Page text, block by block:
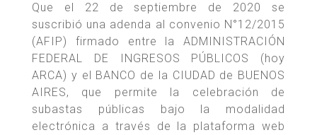
Que el 22 de septiembre de 2020 se
suscribió una adenda al convenio N°12/2015
(AFIP) firmado entre la ADMINISTRACIÓN
FEDERAL DE INGRESOS PÚBLICOS (hoy
ARCA) y el BANCO de la CIUDAD de BUENOS
AIRES, que permite la celebración de
subastas públicas bajo la modalidad
electrónica a través de la plataforma web